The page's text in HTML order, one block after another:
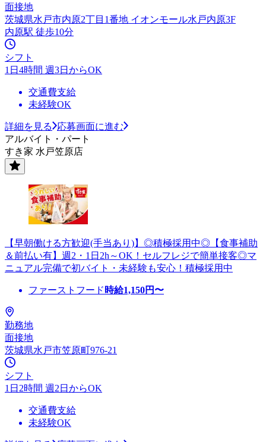
面接地
茨城県水戸市内原2丁目1番地 イオンモール水戸内原3F
内原駅 徒歩10分
シフト
1日4時間 週3日からOK
交通費支給
未経験OK
詳細を見る
応募画面に進む
アルバイト・パート
すき家 水戸笠原店
【早朝働ける方歓迎(手当あり)】◎積極採用中◎【食事補助
＆前払い有】週2・1日2h～OK！セルフレジで簡単接客◎マ
ニュアル完備で初バイト・未経験も安心！積極採用中
ファーストフード 時給1,150円〜
勤務地
面接地
茨城県水戸市笠原町976-21
シフト
1日2時間 週2日からOK
交通費支給
未経験OK